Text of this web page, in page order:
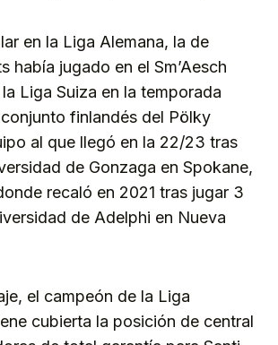
en la Liga Alemana, la de
había jugado en el Sm’Aesch
Liga Suiza en la temporada
finlandés del Pölky
al que llegó en la 22/23 tras
de Gonzaga en Spokane,
recaló en 2021 tras jugar 3
de Adelphi en Nueva
el campeón de la Liga
cubierta la posición de central